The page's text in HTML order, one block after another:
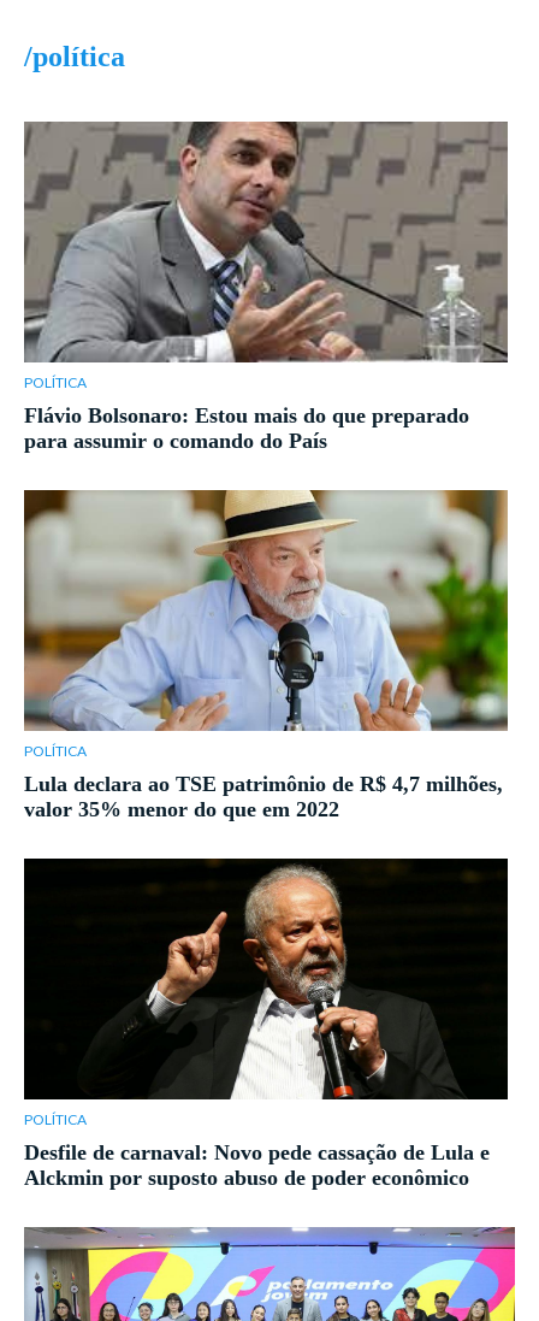
/política
POLÍTICA
Flávio Bolsonaro: Estou mais do que preparado
para assumir o comando do País
POLÍTICA
Lula declara ao TSE patrimônio de R$ 4,7 milhões,
valor 35% menor do que em 2022
POLÍTICA
Desfile de carnaval: Novo pede cassação de Lula e
Alckmin por suposto abuso de poder econômico